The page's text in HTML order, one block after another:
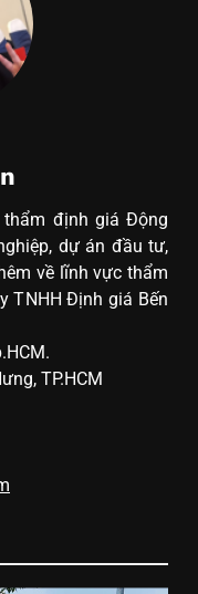
thẩm định giá Động
dự án đầu tư,
về lĩnh vực thẩm
TNHH Định giá Bến
TP.HCM